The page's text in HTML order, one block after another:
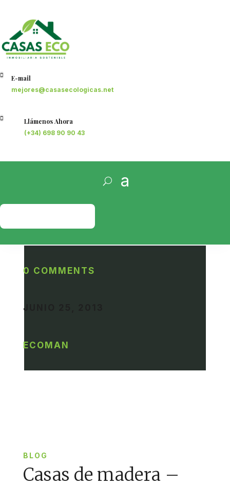
 E-mail
mejores@casasecologicas.net
 Llámenos Ahora
(+34) 698 90 90 43
PRESUPUESTO
0 COMMENTS
JUNIO 25, 2013
ECOMAN
BLOG
Casas de madera –